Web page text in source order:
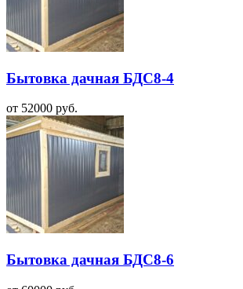
Бытовка дачная БДС8-4
от 52000 руб.
Бытовка дачная БДС8-6